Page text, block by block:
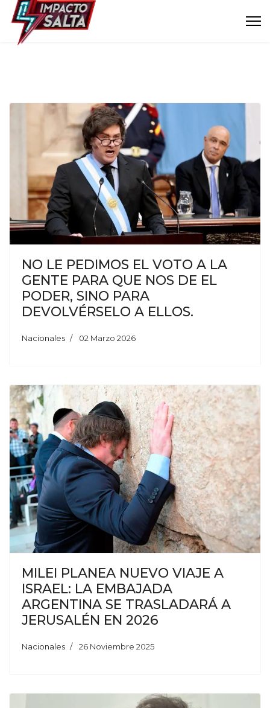
NO LE PEDIMOS EL VOTO A LA
GENTE PARA QUE NOS DE EL
PODER, SINO PARA
DEVOLVÉRSELO A ELLOS.
Nacionales 02 Marzo 2026
MILEI PLANEA NUEVO VIAJE A
ISRAEL: LA EMBAJADA
ARGENTINA SE TRASLADARÁ A
JERUSALÉN EN 2026
Nacionales 26 Noviembre 2025